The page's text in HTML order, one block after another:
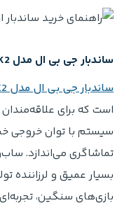
ساندبار جی بی ال مدل Bar 500MK2
ساندبار جی بی ال مدل Bar 500MK2
است که برای
بسیار عمیق و لرزاننده
بازی‌های سنگین،